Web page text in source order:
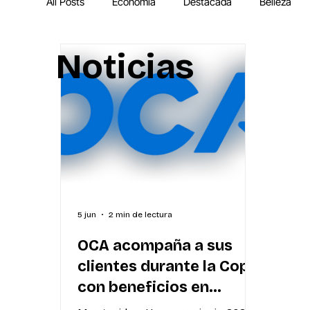
IA MEGA Experiencia Endeavor
OCA acompaña a sus
clientes durante la Copa
con beneficios en
5 jun 2 min de lectura
Noticias